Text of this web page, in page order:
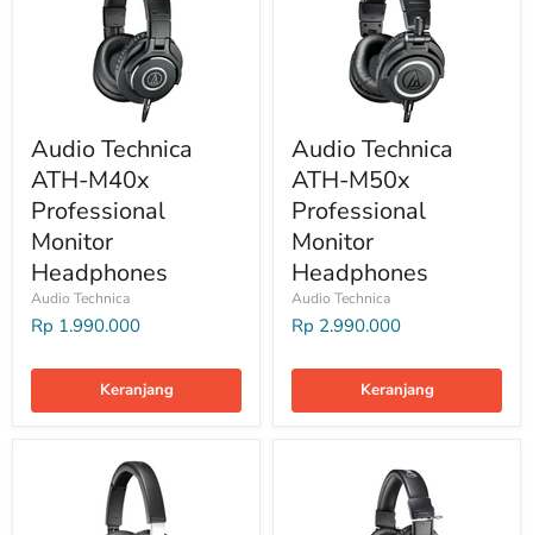
Audio Technica
ATH-M40x
Professional
Monitor
Headphones
Audio Technica
Rp 1.990.000
Keranjang
Audio Technica
ATH-M50x
Professional
Monitor
Headphones
Audio Technica
Rp 2.990.000
Keranjang